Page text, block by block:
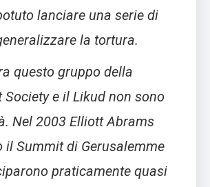
lanciare una serie di
la tortura.
questo gruppo della
Society e il Likud non sono
Nel 2003 Elliott Abrams
il Summit di Gerusalemme
praticamente quasi